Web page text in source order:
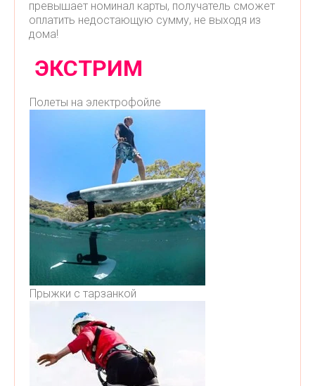
превышает номинал карты, получатель сможет
оплатить недостающую сумму, не выходя из
дома!
ЭКСТРИМ
Полеты на электрофойле
Прыжки с тарзанкой